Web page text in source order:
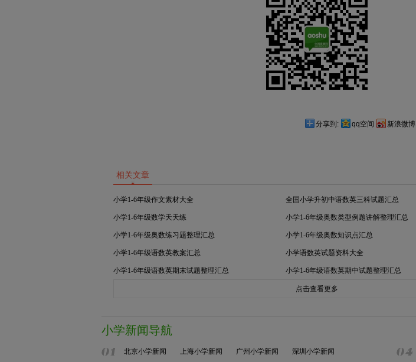
分享到: qq空间 新浪微博
相关文章
小学1-6年级作文素材大全 全国小学升初中语数英三科试题汇总
小学1-6年级数学天天练 小学1-6年级奥数类型例题讲解整理汇总
小学1-6年级奥数练习题整理汇总 小学1-6年级奥数知识点汇总
小学1-6年级语数英教案汇总 小学语数英试题资料大全
小学1-6年级语数英期末试题整理汇总 小学1-6年级语数英期中试题整理汇总
点击查看更多
小学新闻导航
北京小学新闻 上海小学新闻 广州小学新闻 深圳小学新闻